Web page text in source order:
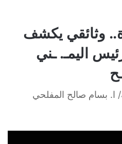
وثائقي يكشف
اليمـ. ـني
ا. بسام صالح المفلحي